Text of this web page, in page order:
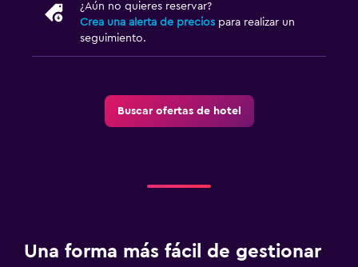
¿Aún no quieres reservar?
Crea una alerta de precios para realizar un
seguimiento.
Buscar ofertas de hotel
Una forma más fácil de gestionar